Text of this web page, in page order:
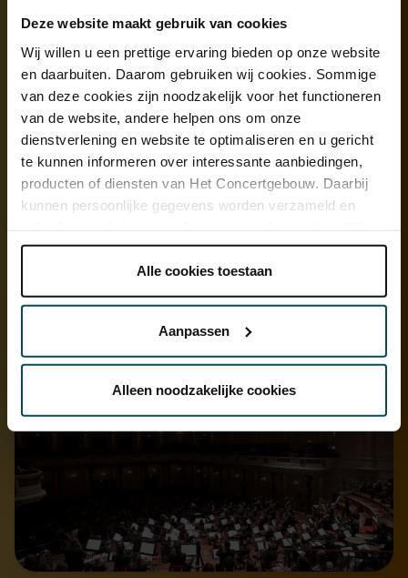
Deze website maakt gebruik van cookies
Wij willen u een prettige ervaring bieden op onze website
en daarbuiten. Daarom gebruiken wij cookies. Sommige
van deze cookies zijn noodzakelijk voor het functioneren
van de website, andere helpen ons om onze
dienstverlening en website te optimaliseren en u gericht
te kunnen informeren over interessante aanbiedingen,
producten of diensten van Het Concertgebouw. Daarbij
kunnen persoonlijke gegevens worden verzameld en
onder 'aanpassen' zelf welke cookies wij mogen
Lees onze cookieverklaring hier. Lees onze
Via decookieverklaringop onze website kunt u uw
die uw gegevens
kunnen ontvangen en verwerken.
Alle cookies toestaan
Aanpassen
Alleen noodzakelijke cookies